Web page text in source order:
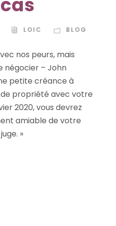
LOIC BLOG
nos peurs, mais
négocier – John
petite créance à
propriété avec votre
2020, vous devrez
amiable de votre
»